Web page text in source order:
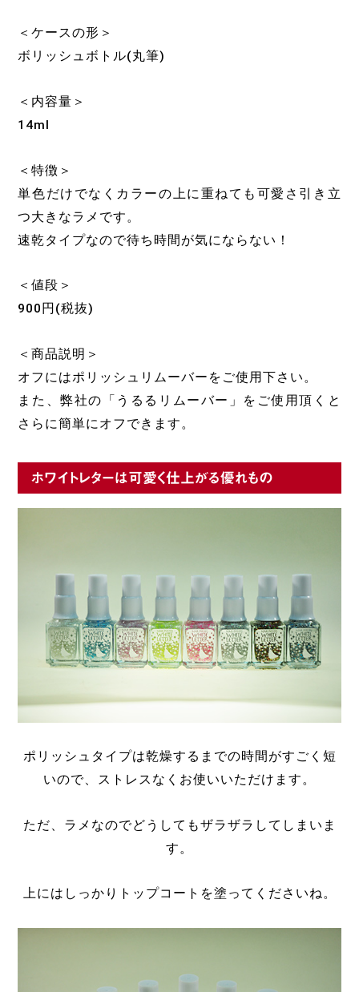
＜ケースの形＞
ボリッシュボトル(丸筆)
＜内容量＞
14ml
＜特徴＞
単色だけでなくカラーの上に重ねても可愛さ引き立
つ大きなラメです。
速乾タイプなので待ち時間が気にならない！
＜値段＞
900円(税抜)
＜商品説明＞
オフにはポリッシュリムーバーをご使用下さい。
また、弊社の「うるるリムーバー」をご使用頂くと
さらに簡単にオフできます。
ホワイトレターは可愛く仕上がる優れもの
ポリッシュタイプは乾燥するまでの時間がすごく短
いので、ストレスなくお使いいただけます。
ただ、ラメなのでどうしてもザラザラしてしまいま
す。
上にはしっかりトップコートを塗ってくださいね。